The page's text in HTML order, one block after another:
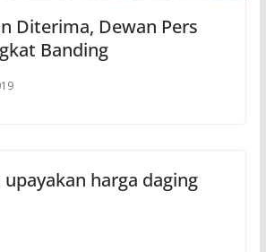
Diterima, Dewan Pers
Banding
harga daging